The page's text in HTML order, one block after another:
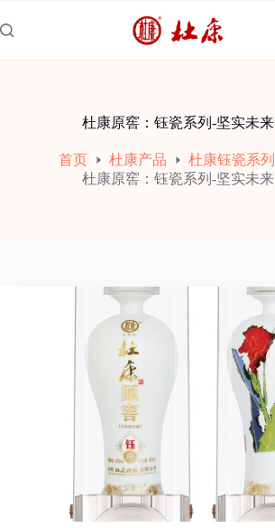
至
容
杜康原窖：钰瓷系列-坚实未来
首页 杜康产品
杜康钰瓷系列
杜康原窖：钰瓷系列-坚实未来